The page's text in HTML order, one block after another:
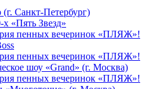
Санкт-Петербург)
х «Пять Звезд»
пенных вечеринок «ПЛЯЖ»!
пенных вечеринок «ПЛЯЖ»!
шоу «Grand» (г. Москва)
пенных вечеринок «ПЛЯЖ»!